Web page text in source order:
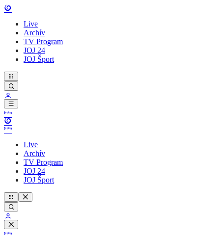
Live
Archív
TV Program
JOJ 24
JOJ Šport
Live
Archív
TV Program
JOJ 24
JOJ Šport